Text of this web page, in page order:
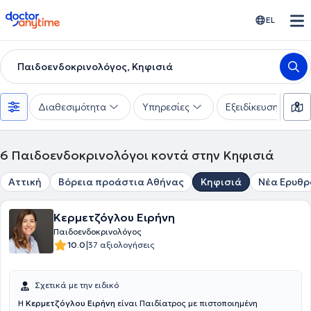
doctoranytime EL
Παιδοενδοκρινολόγος, Κηφισιά
Διαθεσιμότητα Υπηρεσίες Εξειδίκευση
6 Παιδοενδοκρινολόγοι κοντά στην Κηφισιά
Αττική Βόρεια προάστια Αθήνας Κηφισιά Νέα
Κερμετζόγλου Ειρήνη
Παιδοενδοκρινολόγος
10.0|37 αξιολογήσεις
Σχετικά με την ειδικό
Η Κερμετζόγλου Ειρήνη είναι Παιδίατρος με πιστοποιημένη